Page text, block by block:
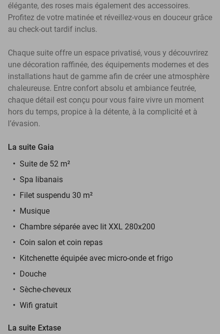
élégante, des roses mais également des accessoires.
Profitez de votre matinée et réveillez-vous en douceur grâce
au check-out tardif inclus.
Chaque suite offre un espace privatisé, vous y découvrirez
une décoration raffinée, des équipements modernes et des
installations haut de gamme afin de créer une atmosphère
chaleureuse. Entre confort absolu et ambiance feutrée,
chaque détail est conçu pour vous faire vivre un moment
hors du temps, propice à la détente, à la complicité et à
l’évasion.
La suite Gaia
Suite de 52 m²
Spa libanais
Filet suspendu 30 m²
Musique
Chambre séparée avec lit XXL 280x200
Coin salon et coin repas
Kitchenette équipée avec micro-onde et frigo
Douche
Sèche-cheveux
Wifi gratuit
La suite Extase